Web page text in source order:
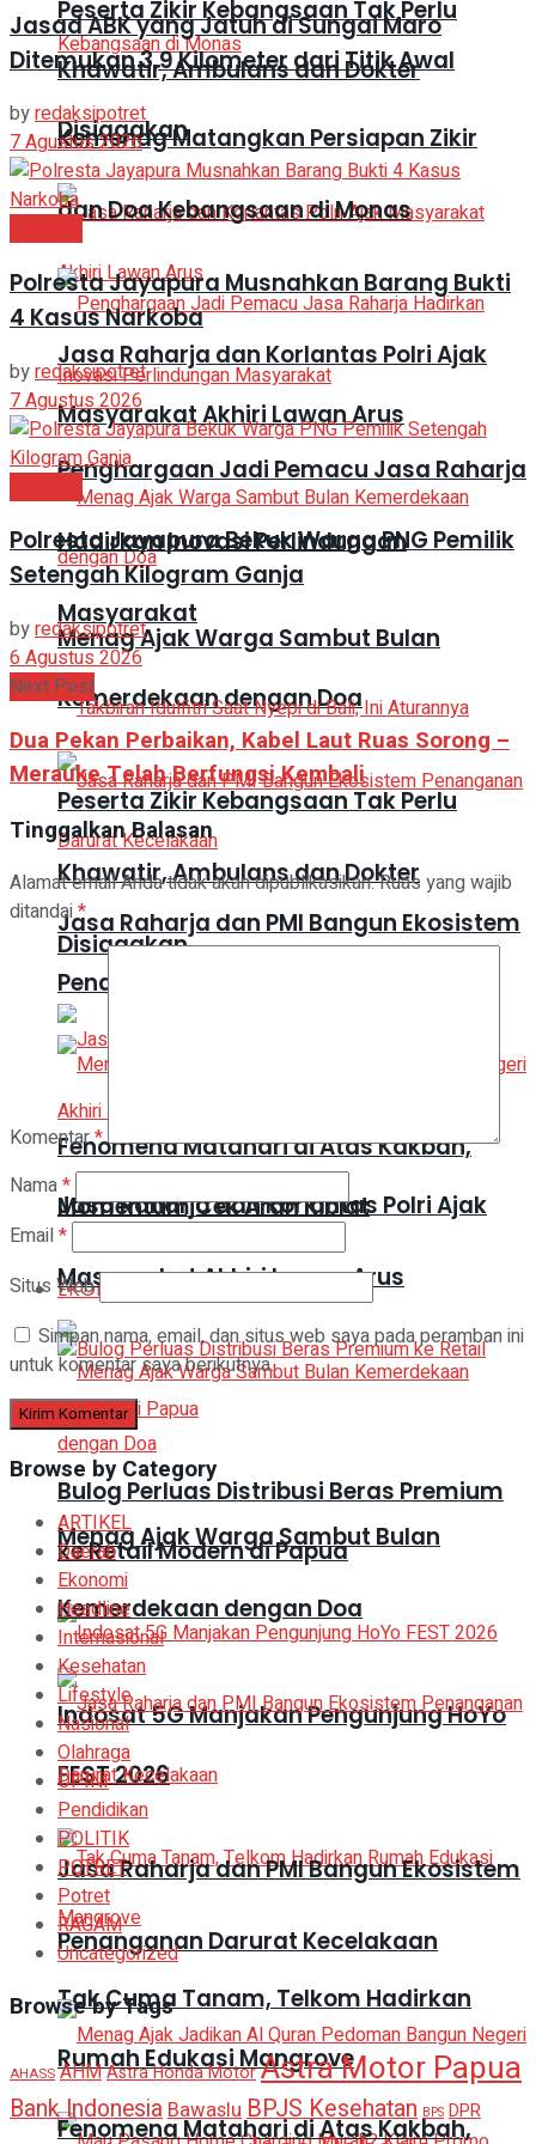
Peserta Zikir Kebangsaan Tak Perlu
Khawatir, Ambulans dan Dokter
Disiagakan
Jasa Raharja dan Korlantas Polri Ajak
Masyarakat Akhiri Lawan Arus
Menag Ajak Warga Sambut Bulan
Kemerdekaan dengan Doa
Jasa Raharja dan PMI Bangun Ekosistem
Penanganan Darurat Kecelakaan
Fenomena Matahari di Atas Kakbah,
Momentum Cek Arah Kiblat
EKONOMI
Bulog Perluas Distribusi Beras Premium
ke Retail Modern di Papua
Indosat 5G Manjakan Pengunjung HoYo
FEST 2026
Tak Cuma Tanam, Telkom Hadirkan
Rumah Edukasi Mangrove
Kemenag Matangkan Persiapan Zikir
dan Doa Kebangsaan di Monas
Penghargaan Jadi Pemacu Jasa Raharja
Hadirkan Inovasi Perlindungan
Masyarakat
Peserta Zikir Kebangsaan Tak Perlu
Khawatir, Ambulans dan Dokter
Disiagakan
Jasa Raharja dan Korlantas Polri Ajak
Masyarakat Akhiri Lawan Arus
Menag Ajak Warga Sambut Bulan
Kemerdekaan dengan Doa
Jasa Raharja dan PMI Bangun Ekosistem
Penanganan Darurat Kecelakaan
Fenomena Matahari di Atas Kakbah,
Jasad ABK yang Jatuh di Sungai Maro
Ditemukan 3,9 Kilometer dari Titik Awal
byredaksipotret
7 Agustus 2026
Polresta Jayapura Musnahkan Barang Bukti
4 Kasus Narkoba
byredaksipotret
7 Agustus 2026
Polresta Jayapura Bekuk Warga PNG Pemilik
Setengah Kilogram Ganja
byredaksipotret
6 Agustus 2026
Next Post
Dua Pekan Perbaikan, Kabel Laut Ruas Sorong –
Merauke Telah Berfungsi Kembali
Tinggalkan Balasan
Alamat email Anda tidak akan dipublikasikan.Ruas yang wajib
ditandai*
Komentar*
Nama*
Email*
Situs Web
Simpan nama, email, dan situs web saya pada peramban ini
untuk komentar saya berikutnya.
Browse by Category
ARTIKEL
Daerah
Ekonomi
Headline
Internasional
Kesehatan
Lifestyle
Nasional
Olahraga
OPINI
Pendidikan
POLITIK
POTRET
Potret
RAGAM
Uncategorized
Browse by Tags
AHASS AHMAstra Honda MotorAstra Motor Papua
Bank IndonesiaBawasluBPJS Kesehatan BPS DPR